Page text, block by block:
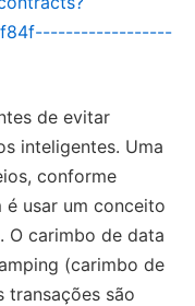
de evitar
inteligentes. Uma
conforme
usar um conceito
O carimbo de data
(carimbo de
transações são